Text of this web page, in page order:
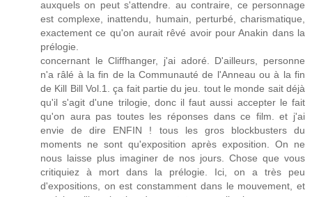
auxquels on peut s'attendre. au contraire, ce personnage
est complexe, inattendu, humain, perturbé, charismatique,
exactement ce qu'on aurait rêvé avoir pour Anakin dans la
prélogie.
concernant le Cliffhanger, j'ai adoré. D'ailleurs, personne
n'a râlé à la fin de la Communauté de l'Anneau ou à la fin
de Kill Bill Vol.1. ça fait partie du jeu. tout le monde sait déjà
qu'il s'agit d'une trilogie, donc il faut aussi accepter le fait
qu'on aura pas toutes les réponses dans ce film. et j'ai
envie de dire ENFIN ! tous les gros blockbusters du
moments ne sont qu'exposition après exposition. On ne
nous laisse plus imaginer de nos jours. Chose que vous
critiquiez à mort dans la prélogie. Ici, on a très peu
d'expositions, on est constamment dans le mouvement, et